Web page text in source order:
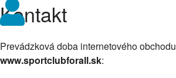
Kontakt
Prevádzková doba internetového obchodu
www.sportclubforall.sk: